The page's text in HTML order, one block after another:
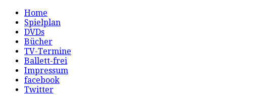
Home
Spielplan
DVDs
Bücher
TV-Termine
Ballett-frei
Impressum
facebook
Twitter